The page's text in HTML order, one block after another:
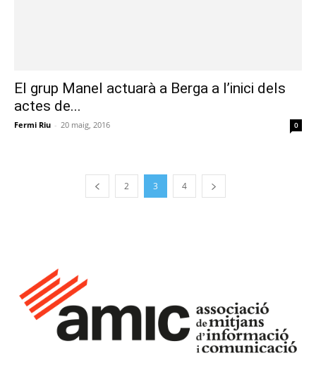
El grup Manel actuarà a Berga a l’inici dels
actes de...
Fermi Riu - 20 maig, 2016 0
2 3 4